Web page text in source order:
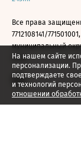
На нашем сайте
персонализации.
подтверждаете свое
и технологий
отношении
Все права
7712108141/
муниципальный
2026